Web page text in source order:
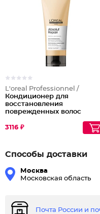
L'oreal Professionnel /
Кондиционер для
восстановления
поврежденных волос
3116 ₽
Способы доставки
Москва
Московская область
Почта России и